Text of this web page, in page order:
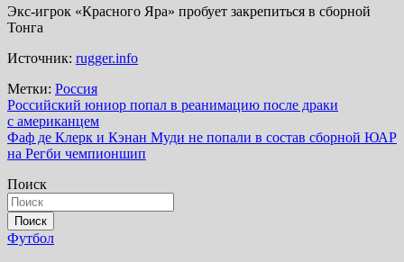
Экс-игрок «Красного Яра» пробует закрепиться в сборной
Тонга
Источник: rugger.info
Метки: Россия
Навигация
по
записям
Российский юниор попал в реанимацию после драки
с американцем
Фаф де Клерк и Кэнан Муди не попали в состав сборной ЮАР
на Регби чемпионшип
Поиск
Поиск
Футбол